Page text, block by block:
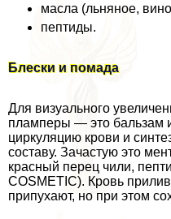
масла (льняное,
пептиды.
Блески и помада
Для визуального
пламперы — это бальзам
циркуляцию крови и
составу. Зачастую это
красный перец чили,
COSMETIC). Кровь
припухают, но при этом